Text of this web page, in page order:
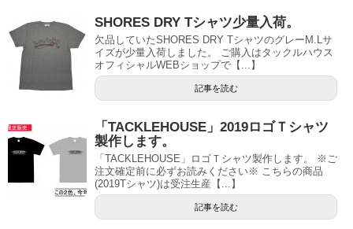
SHORES DRY Tシャツ少量入荷。
欠品していたSHORES DRY TシャツのグレーM.Lサ
イズが少量入荷しました。 ご購入はタックルハウス
オフィシャルWEBショップで【...】
記事を読む
「TACKLEHOUSE」2019ロゴＴシャツ
製作します。
「TACKLEHOUSE」ロゴＴシャツ製作します。 ※ご
注文確定前に必ずお読みください※ こちらの商品
(2019Tシャツ)は受注生産【...】
記事を読む